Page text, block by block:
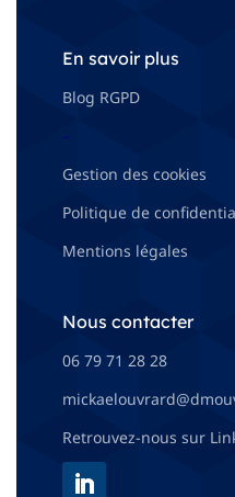
En savoir plus
Blog RGPD
–
Gestion des cookies
Politique de
Mentions légales
Nous contacter
06 79 71 28 28
Retrouvez-nous sur